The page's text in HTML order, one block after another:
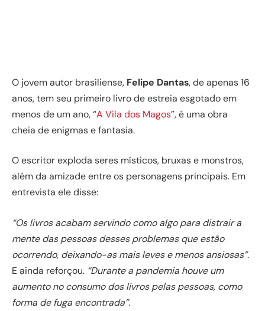
O jovem autor brasiliense, Felipe Dantas, de apenas 16
anos, tem seu primeiro livro de estreia esgotado em
menos de um ano, “A Vila dos Magos”, é uma obra
cheia de enigmas e fantasia.
O escritor exploda seres místicos, bruxas e monstros,
além da amizade entre os personagens principais. Em
entrevista ele disse:
“Os livros acabam servindo como algo para distrair a
mente das pessoas desses problemas que estão
ocorrendo, deixando-as mais leves e menos ansiosas”.
E ainda reforçou. “Durante a pandemia houve um
aumento no consumo dos livros pelas pessoas, como
forma de fuga encontrada”.